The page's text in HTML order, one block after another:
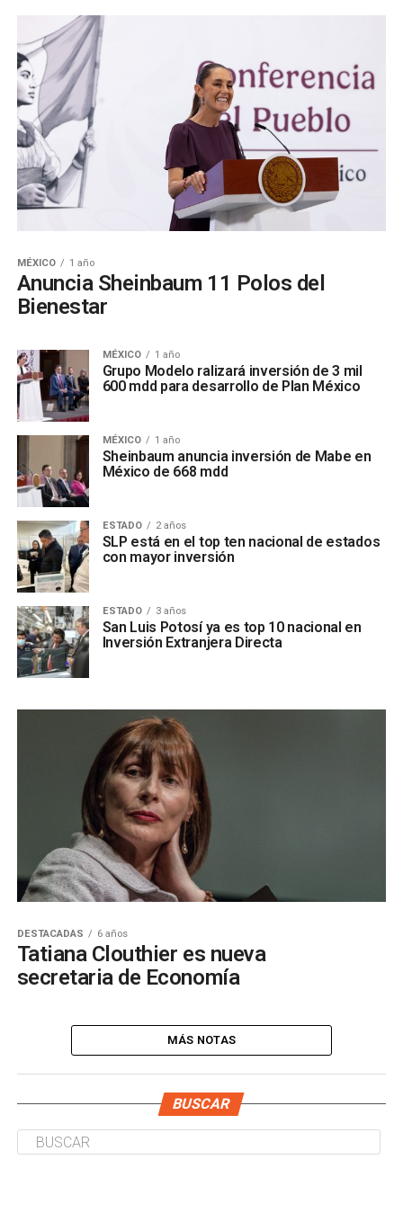
MÉXICO 1 año
Anuncia Sheinbaum 11 Polos del
Bienestar
MÉXICO 1 año
Grupo Modelo ralizará inversión de 3 mil
600 mdd para desarrollo de Plan México
MÉXICO 1 año
Sheinbaum anuncia inversión de Mabe en
México de 668 mdd
ESTADO 2 años
SLP está en el top ten nacional de estados
con mayor inversión
ESTADO 3 años
San Luis Potosí ya es top 10 nacional en
Inversión Extranjera Directa
DESTACADAS 6 años
Tatiana Clouthier es nueva
secretaria de Economía
MÁS NOTAS
BUSCAR